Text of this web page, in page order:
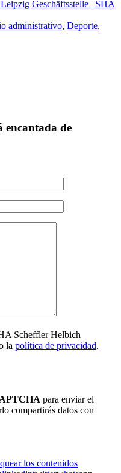
administrativo, Deporte,
encantada de
Scheffler Helbich
la política de privacidad.
para enviar el
compartirás datos con
los contenidos